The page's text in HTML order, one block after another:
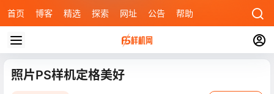
首页 博客 精选 探索 网址 公告 帮助
照片PS样机定格美好